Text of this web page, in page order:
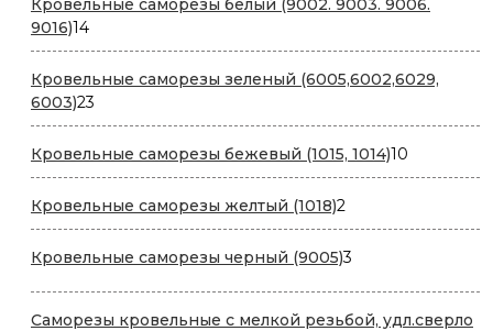
Кровельные саморезы белый (9002. 9003. 9006.
9016)1414
товаров
Кровельные саморезы зеленый (6005,6002,6029,
6003)23
товара
Кровельные саморезы бежевый (1015, 1014)10
товаров
Кровельные саморезы желтый (1018)2
товара
Кровельные саморезы черный (9005)3
Саморезы кровельные с мелкой резьбой, удл.сверло